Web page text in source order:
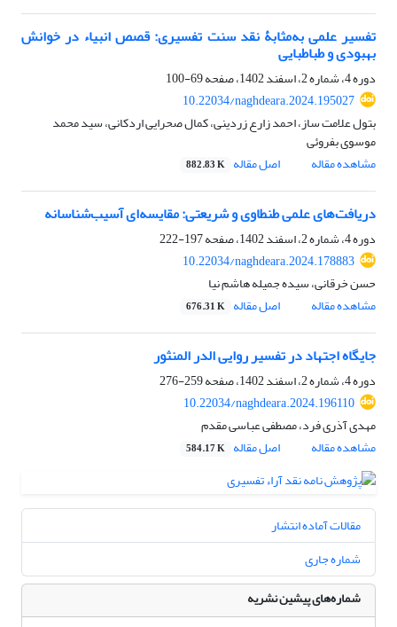
تفسیر علمی به‌مثابۀ نقد سنت تفسیری: قصص انبیاء در خوانش
بهبودی و طباطبایی
دوره 4، شماره 2، اسفند 1402، صفحه
69-100
10.22034/naghdeara.2024.195027
بتول علامت ساز، احمد زارع زردینی، کمال صحرایی اردکانی، سید محمد
موسوی بفروئی
مشاهده مقاله
اصل مقاله 882.83 K
دریافت‌های علمی طنطاوی و شریعتی: مقایسه‌ای آسیب‌شناسانه
دوره 4، شماره 2، اسفند 1402، صفحه
197-222
10.22034/naghdeara.2024.178883
حسن خرقانی، سیده جمیله هاشم نیا
مشاهده مقاله
اصل مقاله 676.31 K
جایگاه اجتهاد در تفسیر روایی الدر المنثور
دوره 4، شماره 2، اسفند 1402، صفحه
259-276
10.22034/naghdeara.2024.196110
مهدی آذری فرد، مصطفی عباسی مقدم
مشاهده مقاله
اصل مقاله 584.17 K
مقالات آماده انتشار
شماره جاری
شماره‌های پیشین نشریه